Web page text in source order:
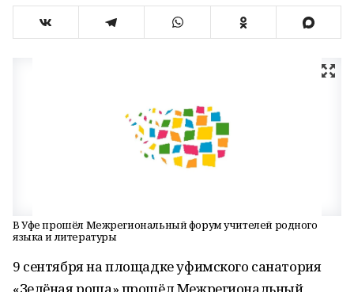
В Уфе прошёл Межрегиональный форум учителей родного
языка и литературы
9 сентября на площадке уфимского санатория